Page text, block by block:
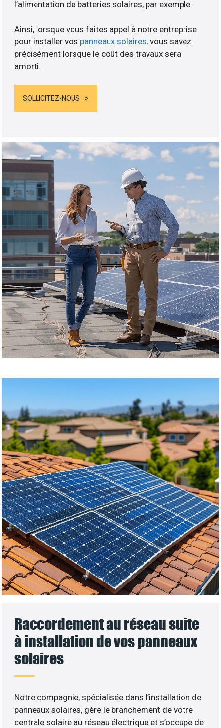
l’alimentation de batteries solaires, par exemple.
Ainsi, lorsque vous faites appel à notre entreprise
pour installer vos panneaux solaires, vous savez
précisément lorsque le coût des travaux sera
amorti.
SOLLICITEZ-NOUS
Raccordement au réseau suite
à installation de vos panneaux
solaires
Notre compagnie, spécialisée dans l’installation de
panneaux solaires, gère le branchement de votre
centrale solaire au réseau électrique et s’occupe de